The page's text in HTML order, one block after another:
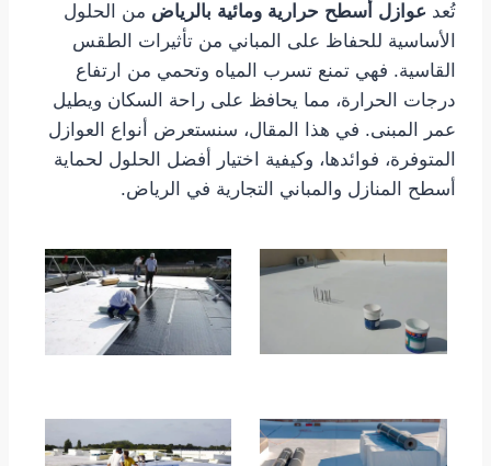
تُعد عوازل أسطح حرارية ومائية بالرياض من الحلول
الأساسية للحفاظ على المباني من تأثيرات الطقس
القاسية. فهي تمنع تسرب المياه وتحمي من ارتفاع
درجات الحرارة، مما يحافظ على راحة السكان ويطيل
عمر المبنى. في هذا المقال، سنستعرض أنواع العوازل
المتوفرة، فوائدها، وكيفية اختيار أفضل الحلول لحماية
أسطح المنازل والمباني التجارية في الرياض.